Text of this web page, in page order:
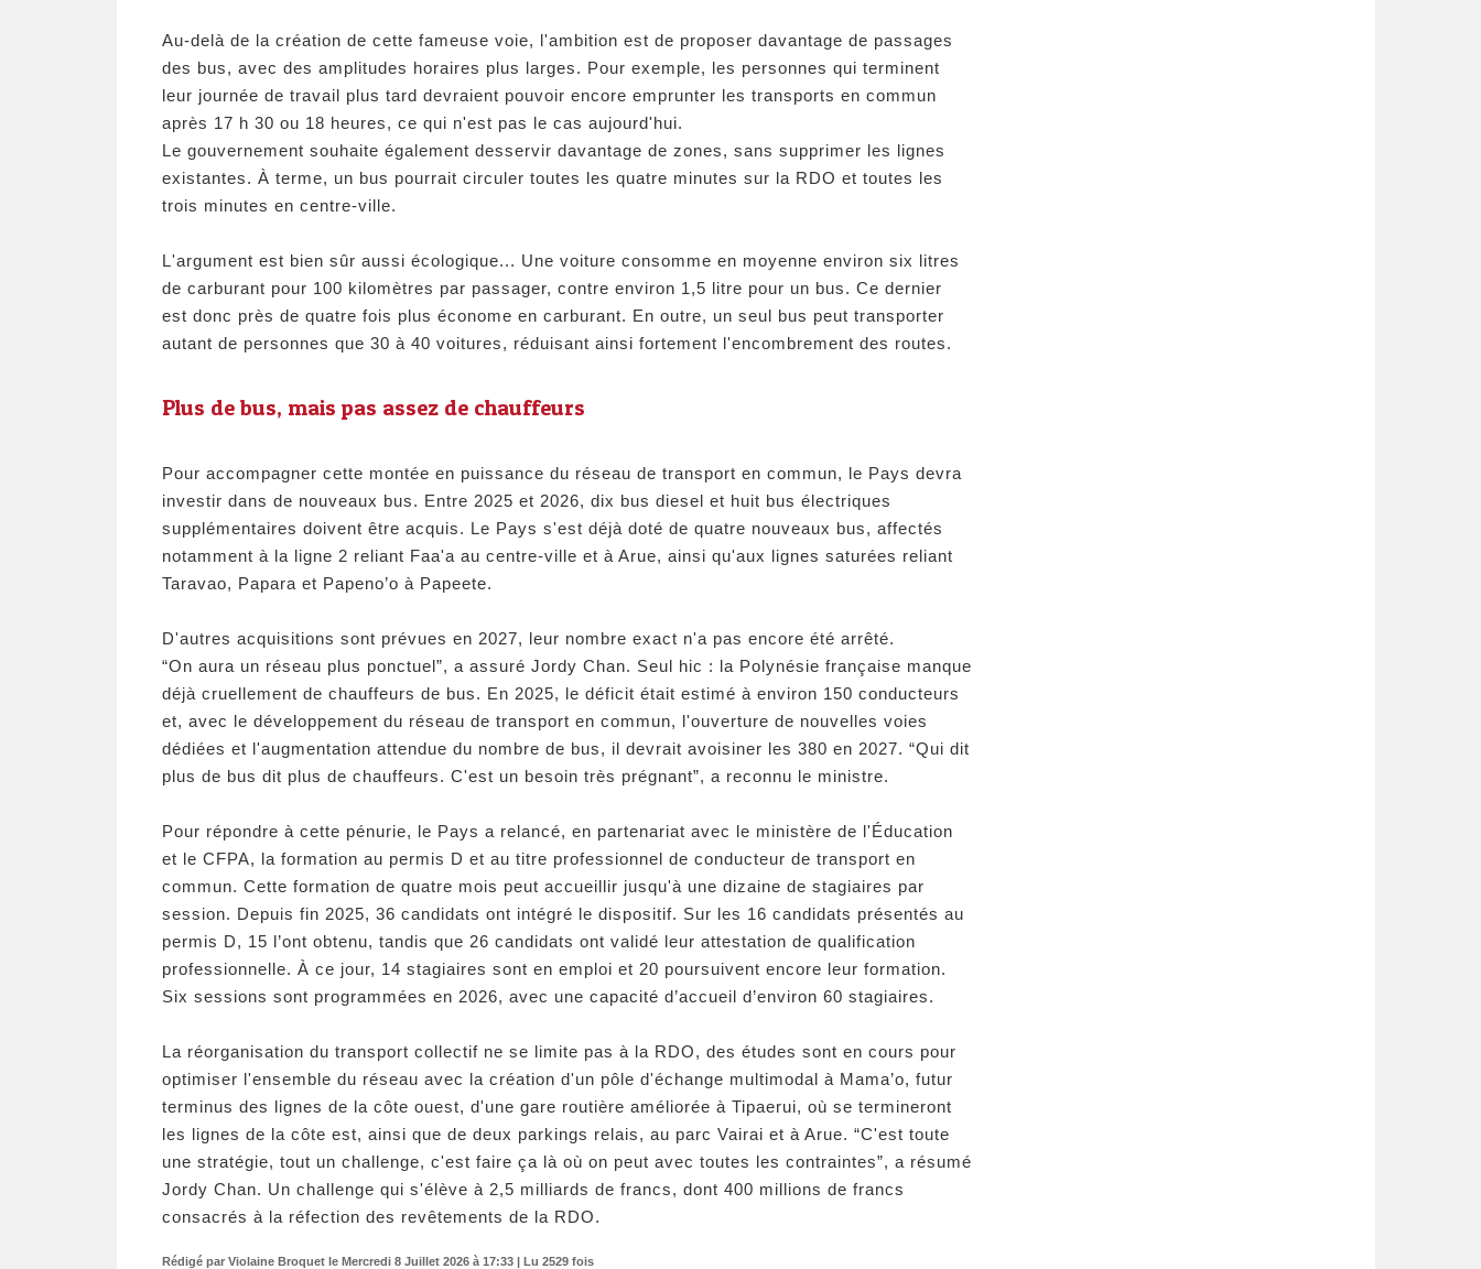
Au-delà de la création de cette fameuse voie, l'ambition est de proposer davantage de passages
des bus, avec des amplitudes horaires plus larges. Pour exemple, les personnes qui terminent
leur journée de travail plus tard devraient pouvoir encore emprunter les transports en commun
après 17 h 30 ou 18 heures, ce qui n'est pas le cas aujourd'hui.
Le gouvernement souhaite également desservir davantage de zones, sans supprimer les lignes
existantes. À terme, un bus pourrait circuler toutes les quatre minutes sur la RDO et toutes les
trois minutes en centre-ville.
L'argument est bien sûr aussi écologique... Une voiture consomme en moyenne environ six litres
de carburant pour 100 kilomètres par passager, contre environ 1,5 litre pour un bus. Ce dernier
est donc près de quatre fois plus économe en carburant. En outre, un seul bus peut transporter
autant de personnes que 30 à 40 voitures, réduisant ainsi fortement l'encombrement des routes.
​Plus de bus, mais pas assez de chauffeurs
Pour accompagner cette montée en puissance du réseau de transport en commun, le Pays devra
investir dans de nouveaux bus. Entre 2025 et 2026, dix bus diesel et huit bus électriques
supplémentaires doivent être acquis. Le Pays s'est déjà doté de quatre nouveaux bus, affectés
notamment à la ligne 2 reliant Faa'a au centre-ville et à Arue, ainsi qu'aux lignes saturées reliant
Taravao, Papara et Papeno’o à Papeete.
D'autres acquisitions sont prévues en 2027, leur nombre exact n'a pas encore été arrêté.
“On aura un réseau plus ponctuel”, a assuré Jordy Chan. Seul hic : la Polynésie française manque
déjà cruellement de chauffeurs de bus. En 2025, le déficit était estimé à environ 150 conducteurs
et, avec le développement du réseau de transport en commun, l'ouverture de nouvelles voies
dédiées et l'augmentation attendue du nombre de bus, il devrait avoisiner les 380 en 2027. “Qui dit
plus de bus dit plus de chauffeurs. C'est un besoin très prégnant”, a reconnu le ministre.
Pour répondre à cette pénurie, le Pays a relancé, en partenariat avec le ministère de l'Éducation
et le CFPA, la formation au permis D et au titre professionnel de conducteur de transport en
commun. Cette formation de quatre mois peut accueillir jusqu'à une dizaine de stagiaires par
session. Depuis fin 2025, 36 candidats ont intégré le dispositif. Sur les 16 candidats présentés au
permis D, 15 l’ont obtenu, tandis que 26 candidats ont validé leur attestation de qualification
professionnelle. À ce jour, 14 stagiaires sont en emploi et 20 poursuivent encore leur formation.
Six sessions sont programmées en 2026, avec une capacité d’accueil d’environ 60 stagiaires.
La réorganisation du transport collectif ne se limite pas à la RDO, des études sont en cours pour
optimiser l'ensemble du réseau avec la création d'un pôle d'échange multimodal à Mama’o, futur
terminus des lignes de la côte ouest, d'une gare routière améliorée à Tipaerui, où se termineront
les lignes de la côte est, ainsi que de deux parkings relais, au parc Vairai et à Arue. “C'est toute
une stratégie, tout un challenge, c'est faire ça là où on peut avec toutes les contraintes”, a résumé
Jordy Chan. Un challenge qui s'élève à 2,5 milliards de francs, dont 400 millions de francs
consacrés à la réfection des revêtements de la RDO.
Rédigé par Violaine Broquet le Mercredi 8 Juillet 2026 à 17:33 | Lu 2529 fois